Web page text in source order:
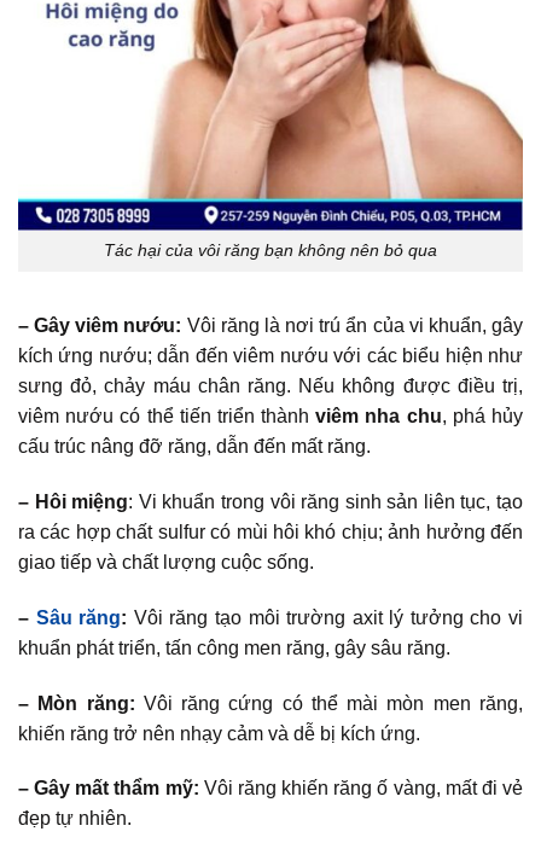
Tác hại của vôi răng bạn không nên bỏ qua
– Gây viêm nướu: Vôi răng là nơi trú ẩn của vi khuẩn, gây
kích ứng nướu; dẫn đến viêm nướu với các biểu hiện như
sưng đỏ, chảy máu chân răng. Nếu không được điều trị,
viêm nướu có thể tiến triển thànhviêm nha chu, phá hủy
cấu trúc nâng đỡ răng, dẫn đến mất răng.
– Hôi miệng: Vi khuẩn trong vôi răng sinh sản liên tục, tạo
ra các hợp chất sulfur có mùi hôi khó chịu; ảnh hưởng đến
giao tiếp và chất lượng cuộc sống.
– Sâu răng: Vôi răng tạo môi trường axit lý tưởng cho vi
khuẩn phát triển, tấn công men răng, gây sâu răng.
– Mòn răng: Vôi răng cứng có thể mài mòn men răng,
khiến răng trở nên nhạy cảm và dễ bị kích ứng.
– Gây mất thẩm mỹ: Vôi răng khiến răng ố vàng, mất đi vẻ
đẹp tự nhiên.